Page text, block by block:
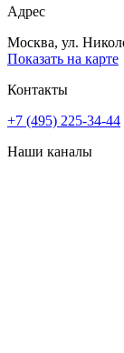
Адрес
Москва, ул.
Показать на карте
Контакты
+7 (495) 225-34-44
Наши каналы